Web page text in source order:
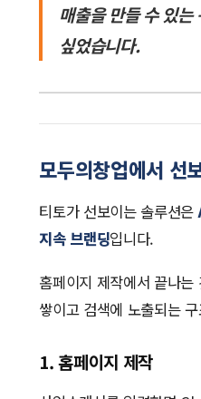
매출을 만들 수 있는
싶었습니다.
모두의창업에서 선
티토가 선보이는 솔루션은
지속 브랜딩입니다.
홈페이지 제작에서 끝나
쌓이고 검색에 노출되는
1. 홈페이지 제작